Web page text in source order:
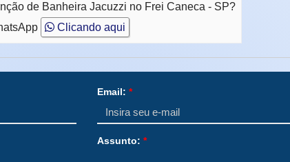
de Banheira Jacuzzi no Frei Caneca - SP?
Clicando aqui
Email: *
Assunto: *